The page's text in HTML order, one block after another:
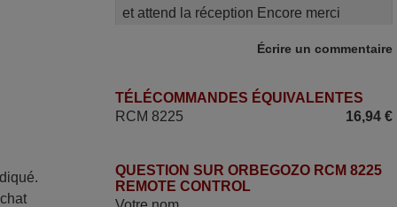
et attend la réception Encore merci
juin 2026
Joel,
Écrire un commentaire
TÉLÉCOMMANDES ÉQUIVALENTES
16,94 €
RCM 8225
QUESTION SUR ORBEGOZO RCM 8225
REMOTE CONTROL